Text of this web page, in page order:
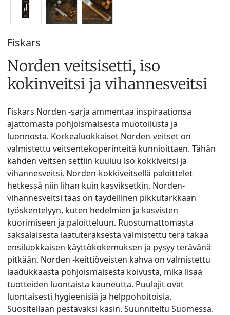
Fiskars
Norden veitsisetti, iso
kokinveitsi ja vihannesveitsi
Fiskars Norden -sarja ammentaa inspiraationsa
ajattomasta pohjoismaisesta muotoilusta ja
luonnosta. Korkealuokkaiset Norden-veitset on
valmistettu veitsentekoperinteitä kunnioittaen. Tähän
kahden veitsen settiin kuuluu iso kokkiveitsi ja
vihannesveitsi. Norden-kokkiveitsellä paloittelet
hetkessä niin lihan kuin kasviksetkin. Norden-
vihannesveitsi taas on täydellinen pikkutarkkaan
työskentelyyn, kuten hedelmien ja kasvisten
kuorimiseen ja paloitteluun. Ruostumattomasta
saksalaisesta laatuteräksestä valmistettu terä takaa
ensiluokkaisen käyttökokemuksen ja pysyy terävänä
pitkään. Norden -keittiöveisten kahva on valmistettu
laadukkaasta pohjoismaisesta koivusta, mikä lisää
tuotteiden luontaista kauneutta. Puulajit ovat
luontaisesti hygieenisiä ja helppohoitoisia.
Suositellaan pestäväksi käsin. Suunniteltu Suomessa.